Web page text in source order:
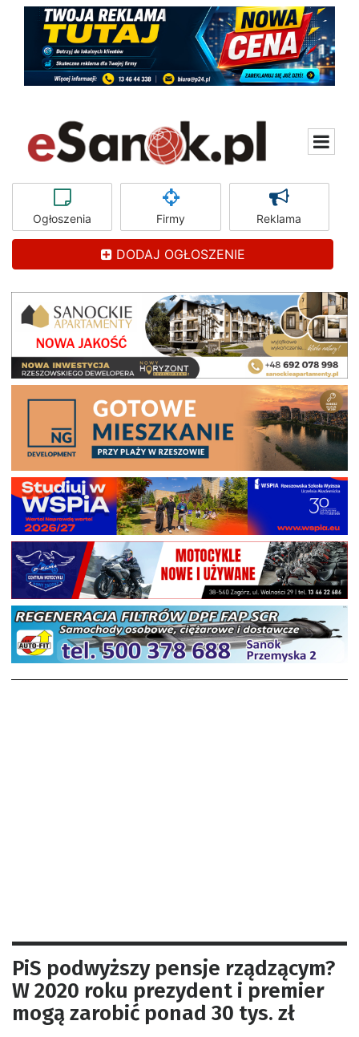
Ogłoszenia Firmy Reklama
DODAJ OGŁOSZENIE
PiS podwyższy pensje rządzącym?
W 2020 roku prezydent i premier
mogą zarobić ponad 30 tys. zł